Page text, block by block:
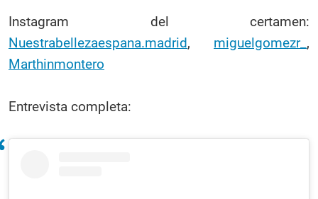
Instagram del certamen:
Nuestrabellezaespana.madrid, miguelgomezr_ ,
Marthinmontero
Entrevista completa: